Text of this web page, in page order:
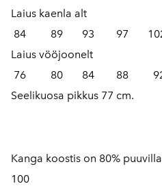
Laius kaenla alt
84 89 93 97 102
Laius vööjoonelt
76 80 84 88
Seelikuosa pikkus 77 cm.
Kanga koostis on 80%
100